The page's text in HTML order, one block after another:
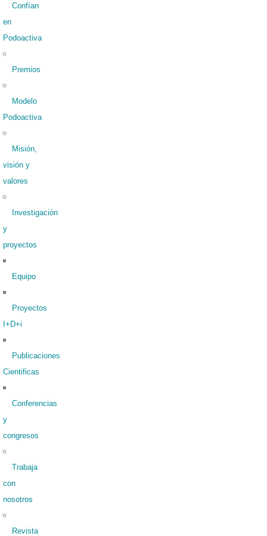
Confían
en
Podoactiva
Premios
Modelo
Podoactiva
Misión,
visión y
valores
Investigación
y
proyectos
Equipo
Proyectos
I+D+i
Publicaciones
Cientificas
Conferencias
y
congresos
Trabaja
con
nosotros
Revista